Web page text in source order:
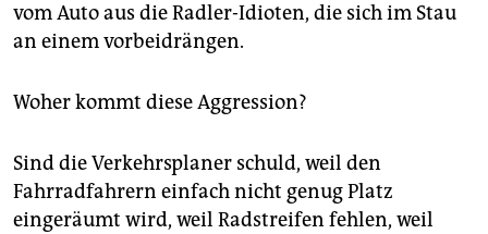
vom Auto aus die Radler-Idioten, die sich im Stau
an einem vorbeidrängen.
Woher kommt diese Aggression?
Sind die Verkehrsplaner schuld, weil den
Fahrradfahrern einfach nicht genug Platz
eingeräumt wird, weil Radstreifen fehlen, weil